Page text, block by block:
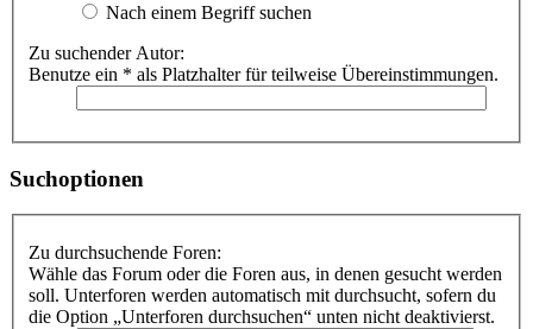
Nach einem Begriff suchen
Zu suchender Autor:
Benutze ein * als Platzhalter für teilweise Übereinstimmungen.
Suchoptionen
Zu durchsuchende Foren:
Wähle das Forum oder die Foren aus, in denen gesucht werden
soll. Unterforen werden automatisch mit durchsucht, sofern du
die Option „Unterforen durchsuchen“ unten nicht deaktivierst.